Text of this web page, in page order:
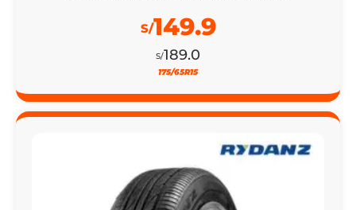
S/189.0
S/149.9
175/65R15